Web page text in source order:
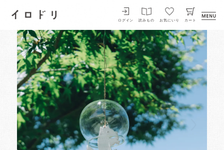
イロドリ
ログイン 読みもの お気にいり カート